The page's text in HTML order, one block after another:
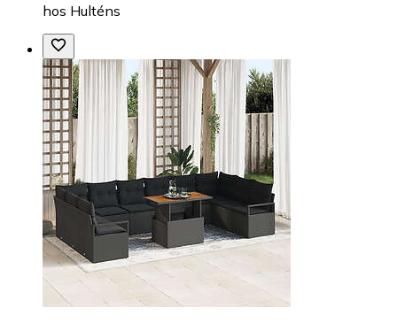
hos Hulténs